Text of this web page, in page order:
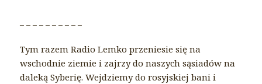
Tym razem Radio Lemko przeniesie się na
wschodnie ziemie i zajrzy do naszych sąsiadów na
daleką Syberię. Wejdziemy do rosyjskiej bani i